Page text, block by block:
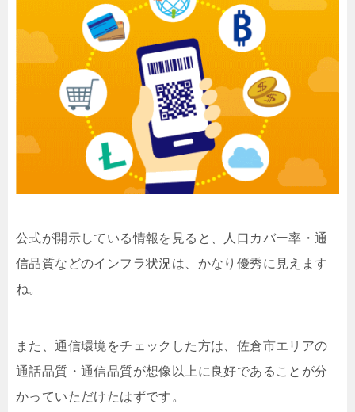
公式が開示している情報を見ると、人口カバー率・通
信品質などのインフラ状況は、かなり優秀に見えます
ね。
また、通信環境をチェックした方は、佐倉市エリアの
通話品質・通信品質が想像以上に良好であることが分
かっていただけたはずです。